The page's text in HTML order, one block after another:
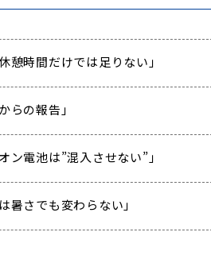
憩時間だけでは足りない」
らの報告」
ン電池は”混入させない”」
暑さでも変わらない」